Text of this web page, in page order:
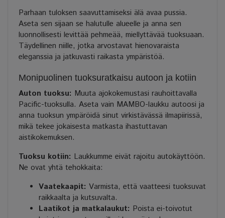
Parhaan tuloksen saavuttamiseksi älä avaa pussia.
Aseta sen sijaan se halutulle alueelle ja anna sen
luonnollisesti levittää pehmeää, miellyttävää tuoksuaan.
Täydellinen niille, jotka arvostavat hienovaraista
eleganssia ja jatkuvasti raikasta ympäristöä.
Monipuolinen tuoksuratkaisu autoon ja kotiin
Auton tuoksu: Muuta ajokokemustasi rauhoittavalla
Pacific-tuoksulla. Aseta vain MAMBO-laukku autoosi ja
anna tuoksun ympäröidä sinut virkistävässä ilmapiirissä,
mikä tekee jokaisesta matkasta ihastuttavan
aistikokemuksen.
Tuoksu kotiin: Laukkumme eivät rajoitu autokäyttöön.
Ne ovat yhtä tehokkaita:
Vaatekaapit: Varmista, että vaatteesi tuoksuvat
raikkaalta ja kutsuvalta.
Laatikot ja matkalaukut: Poista ei-toivotut